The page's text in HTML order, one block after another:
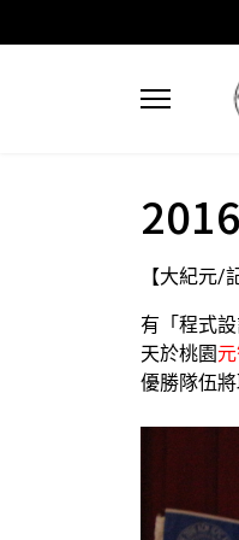
【大紀元/
有「程式
天於桃園
優勝隊伍